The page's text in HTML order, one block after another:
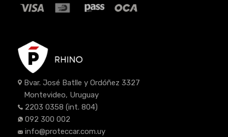
Bvar. José Batlle y Ordóñez 3327
Montevideo, Uruguay
2203 0358 (int. 804)
092 300 002
info@proteccar.com.uy